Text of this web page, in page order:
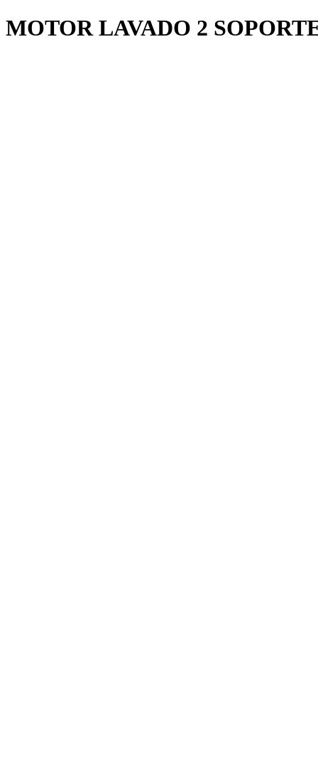
MOTOR LAVADO 2